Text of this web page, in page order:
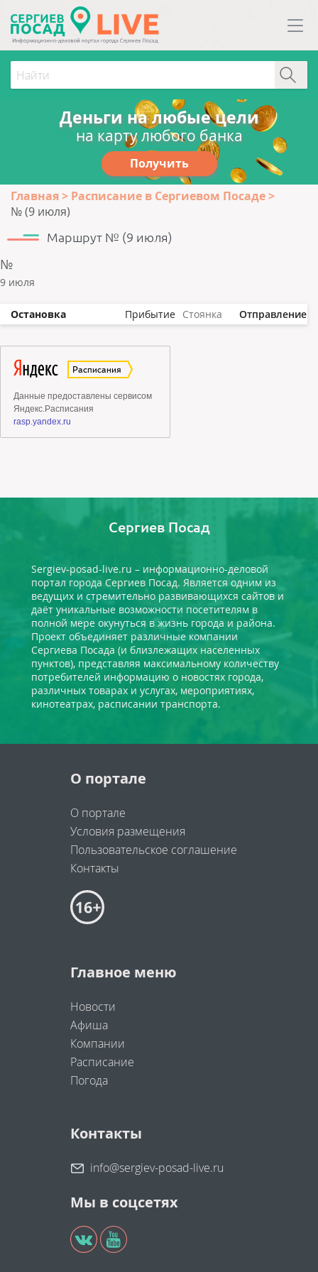
Деньги на любые цели
на карту любого банка
Получить
Главная
Расписание в Сергиевом Посаде
№ (9 июля)
Маршрут № (9 июля)
№
9 июля
Остановка Прибытие Стоянка Отправление
Сергиев Посад
Sergiev-posad-live.ru – информационно-деловой
портал города Сергиев Посад. Является одним из
ведущих и стремительно развивающихся сайтов и
даёт уникальные возможности посетителям в
полной мере окунуться в жизнь города и района.
Проект объединяет различные компании
Сергиева Посада (и близлежащих населенных
пунктов), представляя максимальному количеству
потребителей информацию о новостях города,
различных товарах и услугах, мероприятиях,
кинотеатрах, расписании транспорта.
О портале
О портале
Условия размещения
Пользовательское соглашение
Контакты
Главное меню
Новости
Афиша
Компании
Расписание
Погода
Контакты
info@sergiev-posad-live.ru
Мы в соцсетях